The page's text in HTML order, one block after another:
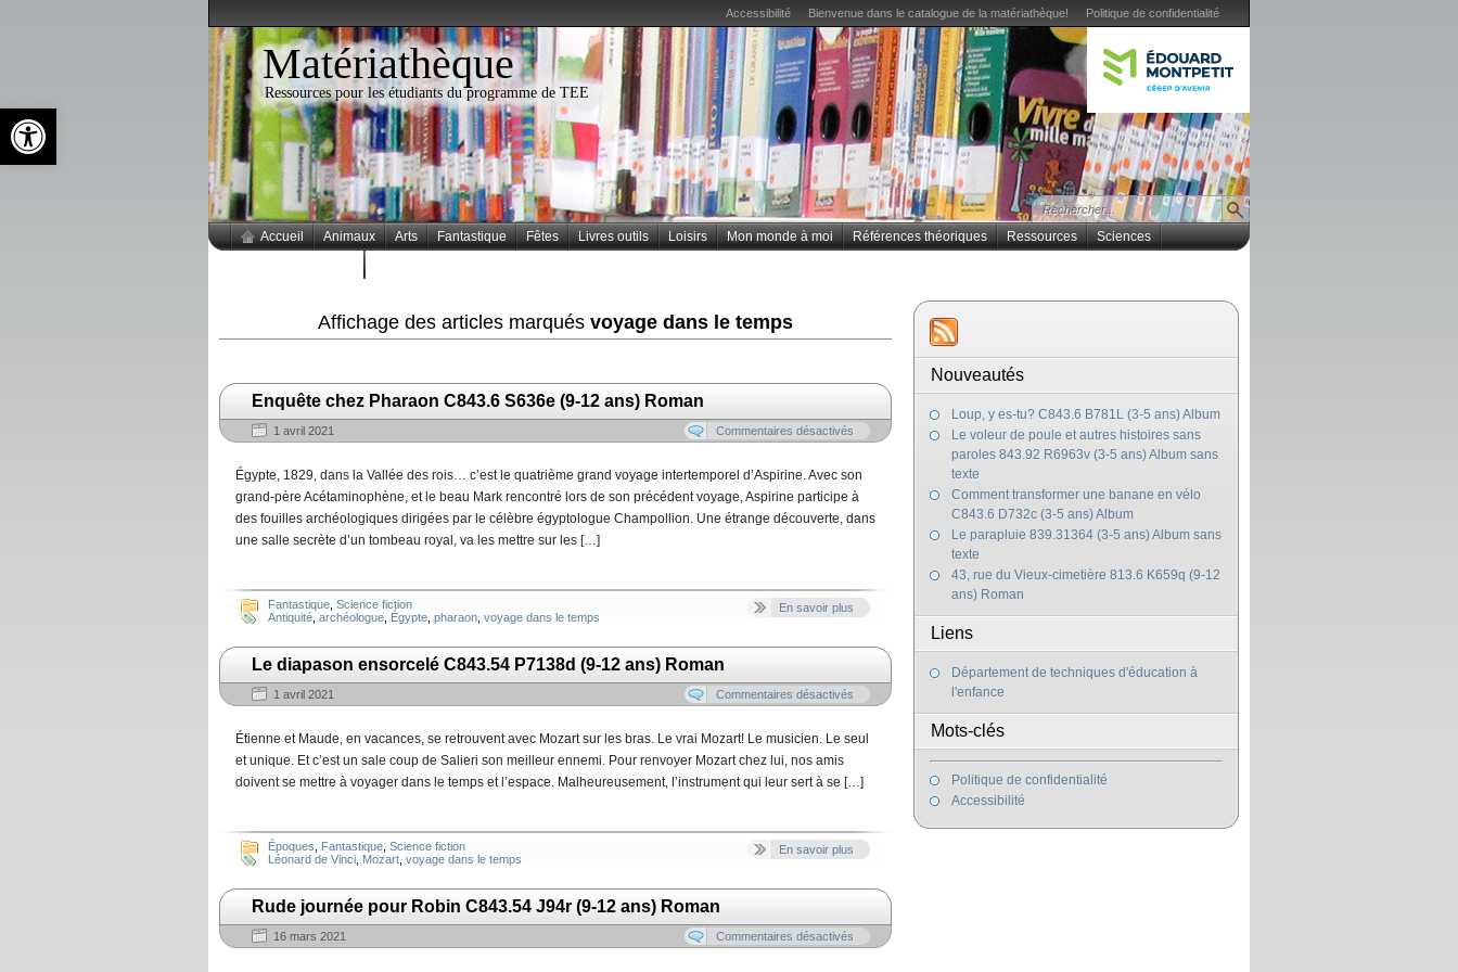
Ouvrir la barre d’outils
Accessibilité Bienvenue dans le catalogue de la matériathèque! Politique de confidentialité
Matériathèque
Ressources pour les étudiants du programme de TEE
Accueil Animaux Arts Fantastique Fêtes Livres outils Loisirs Mon monde à moi Références théoriques Ressources
Sciences
Affichage des articles marqués voyage dans le temps
Enquête chez Pharaon C843.6 S636e (9-12 ans) Roman
1 avril 2021 Commentaires désactivés
Égypte, 1829, dans la Vallée des rois… c’est le quatrième grand voyage intertemporel d’Aspirine. Avec son
grand-père Acétaminophène, et le beau Mark rencontré lors de son précédent voyage, Aspirine participe à
des fouilles archéologiques dirigées par le célèbre égyptologue Champollion. Une étrange découverte, dans
une salle secrète d’un tombeau royal, va les mettre sur les […]
Fantastique Science fiction
Antiquité archéologue Égypte pharaon voyage dans le temps
En savoir plus
Le diapason ensorcelé C843.54 P7138d (9-12 ans) Roman
1 avril 2021 Commentaires désactivés
Étienne et Maude, en vacances, se retrouvent avec Mozart sur les bras. Le vrai Mozart! Le musicien. Le seul
et unique. Et c’est un sale coup de Salieri son meilleur ennemi. Pour renvoyer Mozart chez lui, nos amis
doivent se mettre à voyager dans le temps et l’espace. Malheureusement, l’instrument qui leur sert à se […]
Époques Fantastique Science fiction
Léonard de Vinci Mozart voyage dans le temps
En savoir plus
Rude journée pour Robin C843.54 J94r (9-12 ans) Roman
16 mars 2021 Commentaires désactivés
Nouveautés
Loup, y es-tu? C843.6 B781L (3-5 ans) Album
Le voleur de poule et autres histoires sans
paroles 843.92 R6963v (3-5 ans) Album sans
texte
Comment transformer une banane en vélo
C843.6 D732c (3-5 ans) Album
Le parapluie 839.31364 (3-5 ans) Album sans
texte
43, rue du Vieux-cimetière 813.6 K659q (9-12
ans) Roman
Liens
Département de techniques d'éducation à
l'enfance
Mots-clés
Politique de confidentialité
Accessibilité